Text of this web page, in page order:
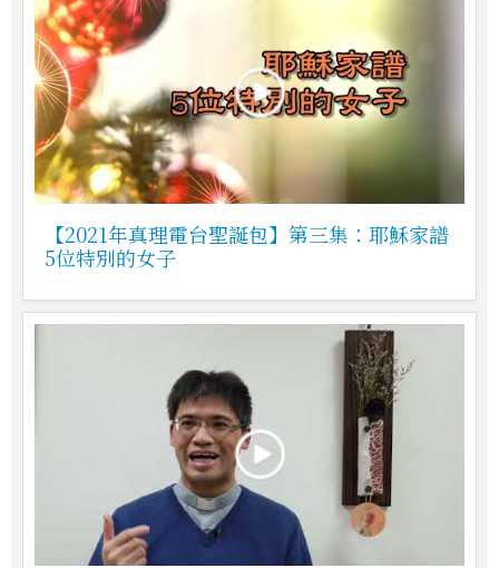
【2021年真理電台聖誕包】第三集：耶穌家譜
5位特別的女子